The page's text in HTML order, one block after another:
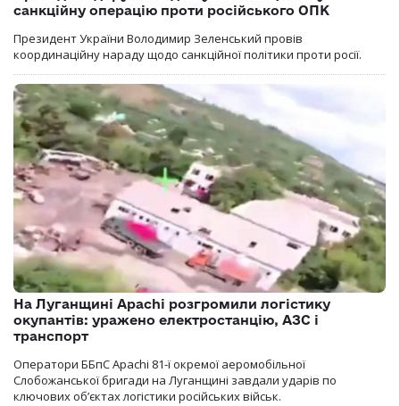
санкційну операцію проти російського ОПК
Президент України Володимир Зеленський провів
координаційну нараду щодо санкційної політики проти росії.
На Луганщині Apachi розгромили логістику
окупантів: уражено електростанцію, АЗС і
транспорт
Оператори ББпС Apachi 81-ї окремої аеромобільної
Слобожанської бригади на Луганщині завдали ударів по
ключових об’єктах логістики російських військ.